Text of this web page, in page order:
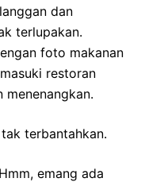
dan
terlupakan.
foto makanan
restoran
menenangkan.
terbantahkan.
emang ada